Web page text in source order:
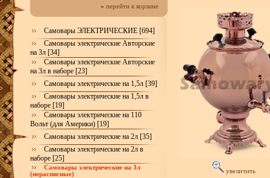
» перейти к корзине
Самовары ЭЛЕКТРИЧЕСКИЕ [694]
Самовары электрические Авторские
на 3л [34]
Самовары электрические Авторские
на 3л в наборе [23]
Самовары электрические на 1,5л [39]
Самовары электрические на 1,5л в
наборе [19]
Самовары электрические на 110
Вольт (для Америки) [19]
Самовары электрические на 2л [35]
Самовары электрические на 2л в
наборе [25]
Самовары электрические на 3л
(нерасписные)
увеличить